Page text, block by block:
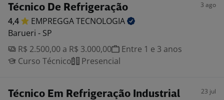
Técnico De Refrigeração 3 ago
4,4 EMPREGGATECNOLOGIA
Barueri - SP
R$ 2.500,00 a R$ 3.000,00
Entre 1 e 3 anos
Curso Técnico
Presencial
Técnico Em Refrigeração Industrial 23 jul